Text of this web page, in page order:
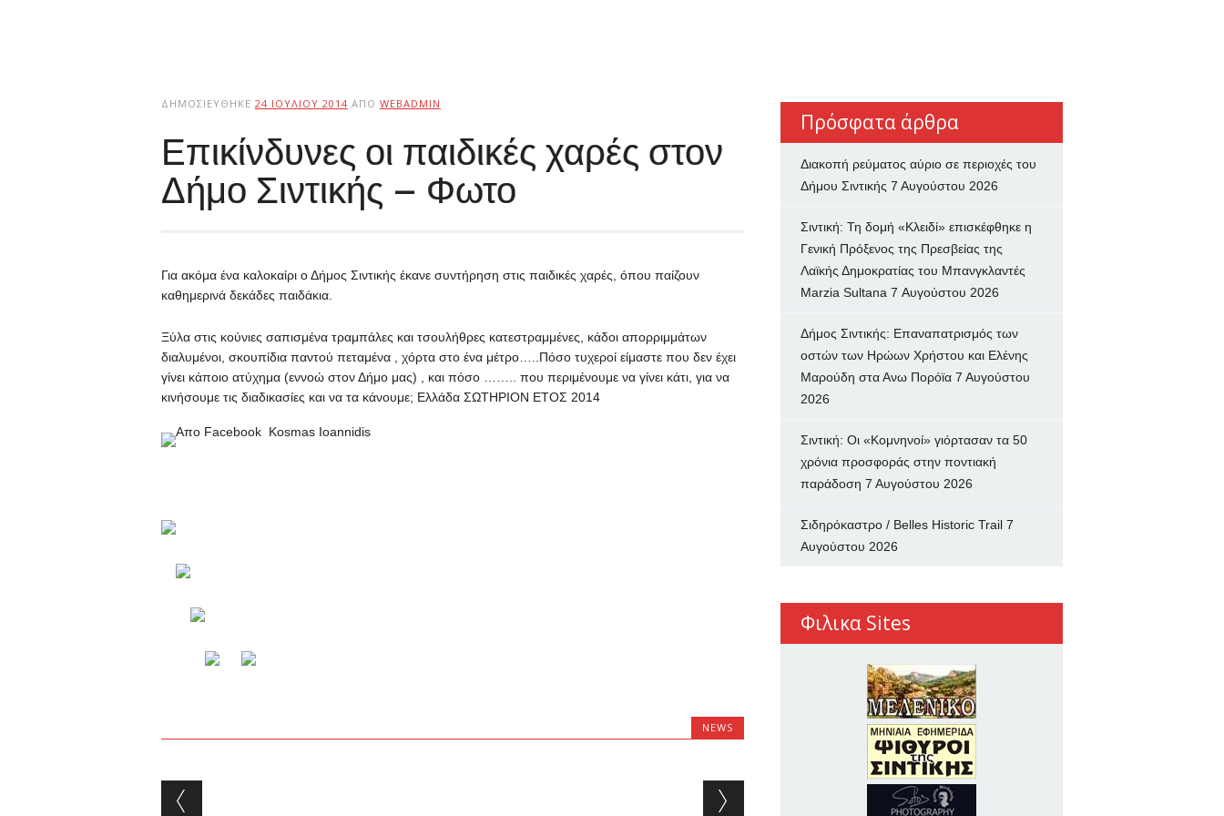
ΔΗΜΟΣΙΕΎΘΗΚΕ 24 ΙΟΥΛΊΟΥ 2014 ΑΠΌ WEBADMIN
Επικίνδυνες οι παιδικές χαρές στον
Δήμο Σιντικής – Φωτο
Για ακόμα ένα καλοκαίρι ο Δήμος Σιντικής έκανε συντήρηση στις παιδικές χαρές, όπου παίζουν
καθημερινά δεκάδες παιδάκια.
Ξύλα στις κούνιες σαπισμένα τραμπάλες και τσουλήθρες κατεστραμμένες, κάδοι απορριμμάτων
διαλυμένοι, σκουπίδια παντού πεταμένα , χόρτα στο ένα μέτρο…..Πόσο τυχεροί είμαστε που δεν έχει
γίνει κάποιο ατύχημα (εννοώ στον Δήμο μας) , και πόσο …….. που περιμένουμε να γίνει κάτι, για να
κινήσουμε τις διαδικασίες και να τα κάνουμε; Ελλάδα ΣΩΤΗΡΙΟΝ ΕΤΟΣ 2014
Απο Facebook Kosmas Ioannidis
NEWS
Post navigation
Πρόσφατα άρθρα
Διακοπή ρεύματος αύριο σε περιοχές του
Δήμου Σιντικής 7 Αυγούστου 2026
Σιντική: Τη δομή «Κλειδί» επισκέφθηκε η
Γενική Πρόξενος της Πρεσβείας της
Λαϊκής Δημοκρατίας του Μπανγκλαντές
Marzia Sultana 7 Αυγούστου 2026
Δήμος Σιντικής: Επαναπατρισμός των
oστών των Ηρώων Χρήστου και Ελένης
Μαρούδη στα Ανω Πορόϊα 7 Αυγούστου
2026
Σιντική: Οι «Κομνηνοί» γιόρτασαν τα 50
χρόνια προσφοράς στην ποντιακή
παράδοση 7 Αυγούστου 2026
Σιδηρόκαστρο / Belles Historic Trail 7
Αυγούστου 2026
Φιλικα Sites